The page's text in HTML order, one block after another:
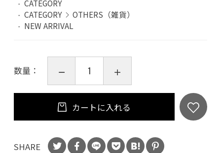
CATEGORY
CATEGORY
OTHERS（雑貨）
NEW ARRIVAL
数量：
カートに入れる
SHARE